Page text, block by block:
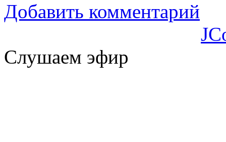
Добавить комментарий
Слушаем эфир